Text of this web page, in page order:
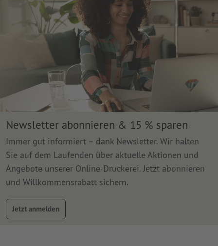
Newsletter abonnieren & 15 % sparen
Immer gut informiert – dank Newsletter. Wir halten
Sie auf dem Laufenden über aktuelle Aktionen und
Angebote unserer Online-Druckerei. Jetzt abonnieren
und Willkommensrabatt sichern.
Jetzt anmelden